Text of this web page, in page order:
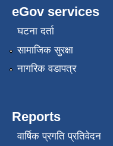
eGov services
घटना दर्ता
सामाजिक सुरक्षा
नागरिक वडापत्र
Reports
वार्षिक प्रगति प्रतिवेदन